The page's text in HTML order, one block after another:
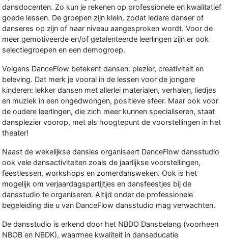
dansdocenten. Zo kun je rekenen op professionele en kwalitatief
goede lessen. De groepen zijn klein, zodat iedere danser of
danseres op zijn of haar niveau aangesproken wordt. Voor de
meer gemotiveerde en/of getalenteerde leerlingen zijn er ook
selectiegroepen en een demogroep.
Volgens DanceFlow betekent dansen: plezier, creativiteit en
beleving. Dat merk je vooral in de lessen voor de jongere
kinderen: lekker dansen met allerlei materialen, verhalen, liedjes
en muziek in een ongedwongen, positieve sfeer. Maar ook voor
de oudere leerlingen, die zich meer kunnen specialiseren, staat
dansplezier voorop, met als hoogtepunt de voorstellingen in het
theater!
Naast de wekelijkse dansles organiseert DanceFlow dansstudio
ook vele dansactiviteiten zoals de jaarlijkse voorstellingen,
feestlessen, workshops en zomerdansweken. Ook is het
mogelijk om verjaardagspartijtjes en dansfeestjes bij de
dansstudio te organiseren. Altijd onder de professionele
begeleiding die u van DanceFlow dansstudio mag verwachten.
De dansstudio is erkend door het NBDO Dansbelang (voorheen
NBOB en NBDK), waarmee kwaliteit in danseducatie